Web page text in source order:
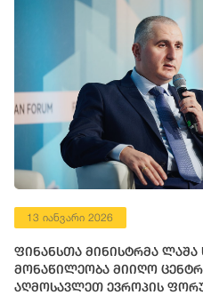
13 იანვარი 2026
ფინანსთა მინისტრმა ლაშა
მონაწილეობა მიიღო ცენტრალური და
აღმოსავლეთ ევროპის